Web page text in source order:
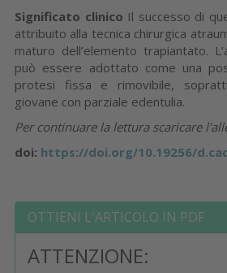
Significato clinico Il successo di
attribuito alla tecnica chirur­gica
maturo dell’elemento trapiantato.
può esse­re adottato come una
protesi fissa e rimo­vibile,
giovane con parziale edentulia.
Per continuare la lettura scaricare
doi: https://doi.org/10.19256/
OTTIENI L'ARTICOLO IN PDF
ATTENZIONE: